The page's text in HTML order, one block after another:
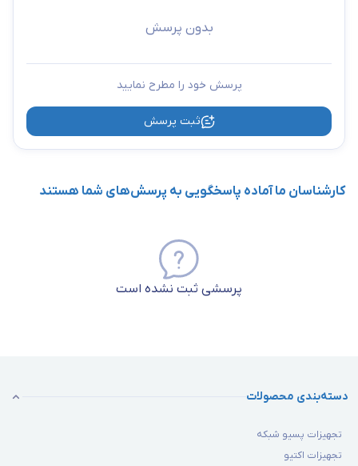
بدون پرسش
پرسش خود را مطرح نمایید
ثبت پرسش
کارشناسان ما آماده پاسخگویی به پرسش‌های شما هستند
پرسشی ثبت نشده است
دسته‌بندی محصولات
تجهیزات پسیو شبکه
تجهیزات اکتیو